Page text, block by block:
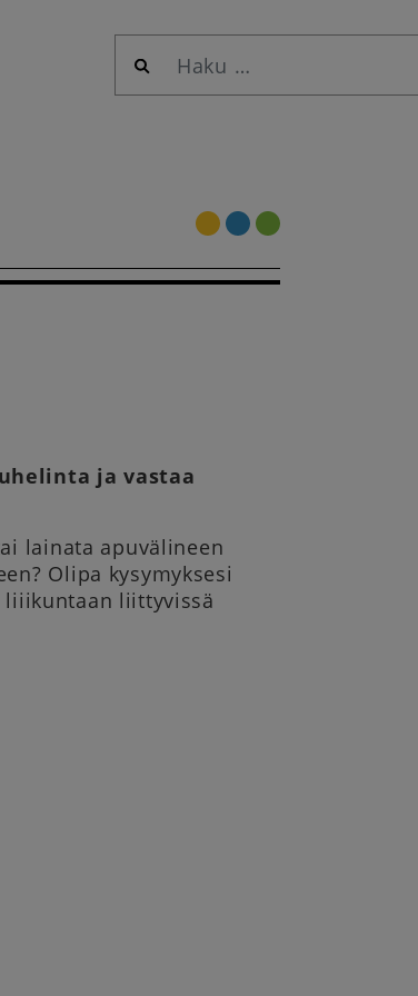
ja vastaa
lainata apuvälineen
Olipa kysymyksesi
liiikuntaan liittyvissä